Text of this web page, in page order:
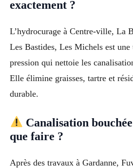
exactement ?
L’hydrocurage à Centre-ville, La
Les Bastides, Les Michels est une
pression qui nettoie les
Elle élimine graisses, tartre et
durable.
Canalisation
que faire ?
Après des travaux à Gardanne,